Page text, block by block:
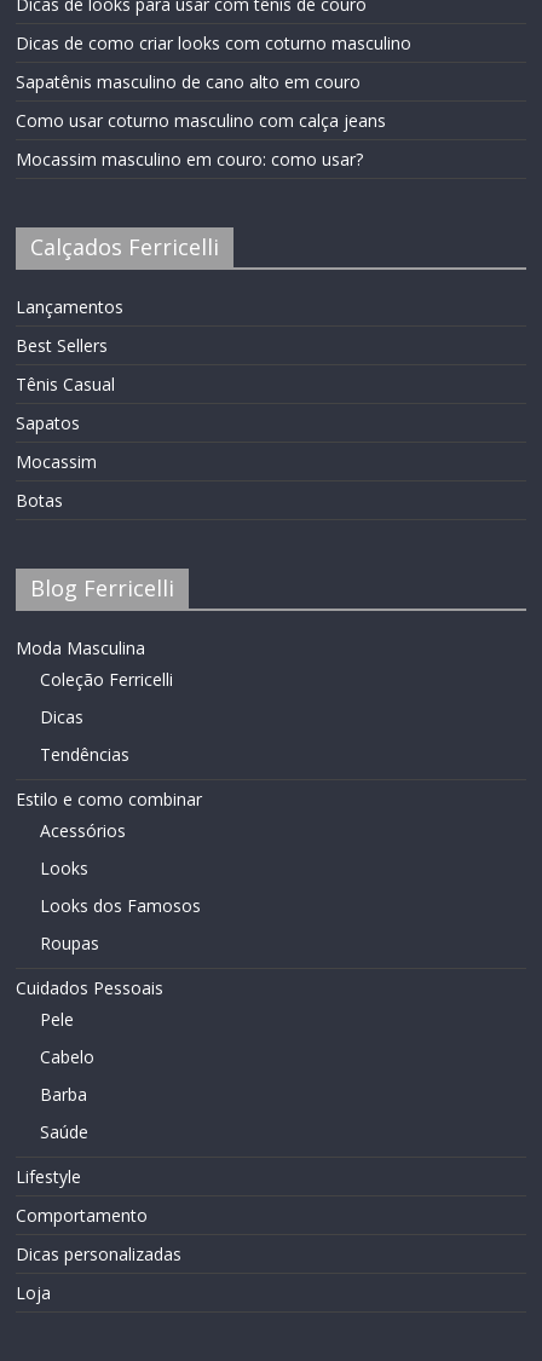
Dicas de como criar looks com coturno masculino
Sapatênis masculino de cano alto em couro
Como usar coturno masculino com calça jeans
Mocassim masculino em couro: como usar?
Calçados Ferricelli
Lançamentos
Best Sellers
Tênis Casual
Sapatos
Mocassim
Botas
Blog Ferricelli
Moda Masculina
Coleção Ferricelli
Dicas
Tendências
Estilo e como combinar
Acessórios
Looks
Looks dos Famosos
Roupas
Cuidados Pessoais
Pele
Cabelo
Barba
Saúde
Lifestyle
Comportamento
Dicas personalizadas
Loja